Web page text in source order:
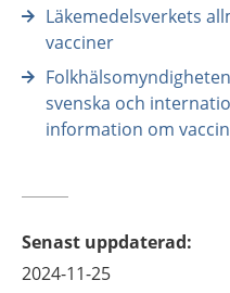
Läkemedelsverkets
vacciner
svenska och
information om vaccin
Senast uppdaterad:
2024-11-25